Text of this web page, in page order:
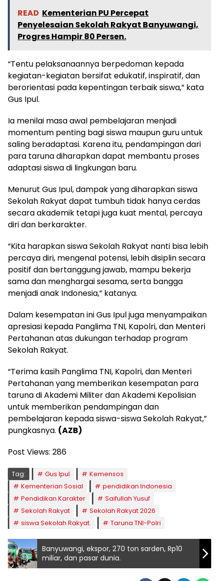
READ Kementerian PU Percepat
Penyelesaian Sekolah Rakyat Banyuwangi,
Progres Hampir 80 Persen.
“Tentu pelaksanaannya berpedoman kepada
kegiatan-kegiatan bersifat edukatif, inspiratif, dan
berorientasi pada kepentingan terbaik siswa,” kata
Gus Ipul.
Ia menilai masa awal pembelajaran menjadi
momentum penting bagi siswa maupun guru untuk
saling beradaptasi. Karena itu, pendampingan dari
para taruna diharapkan dapat membantu proses
adaptasi siswa di lingkungan baru.
Menurut Gus Ipul, dampak yang diharapkan siswa
Sekolah Rakyat dapat tumbuh tidak hanya cerdas
secara akademik tetapi juga kuat mental, percaya
diri dan berkarakter.
“Kita harapkan siswa Sekolah Rakyat nanti bisa lebih
percaya diri, mengenal potensi, lebih disiplin secara
positif dan bertanggung jawab, mampu bekerja
sama dan menghargai sesama, serta bangga
menjadi anak Indonesia,” katanya.
Dalam kesempatan ini Gus Ipul juga menyampaikan
apresiasi kepada Panglima TNI, Kapolri, dan Menteri
Pertahanan atas dukungan terhadap program
Sekolah Rakyat.
“Terima kasih Panglima TNI, Kapolri, dan Menteri
Pertahanan yang memberikan kesempatan para
taruna di Akademi Militer dan Akademi Kepolisian
untuk memberikan pendampingan dan
pembelajaran kepada siswa-siswa Sekolah Rakyat,”
pungkasnya. (AZB)
Post Views: 286
Tag: Gus Ipul
Kemensos
Kementerian Sosial
pendidikan Indonesia
Pendidikan Karakter
Saifullah Yusuf
Sekolah Rakyat
Sekolah Rakyat 2026
siswa Sekolah Rakyat.
Taruna TNI-Polri
Banyuwangi, ekspor, 270 ton sarden, Rp10
miliar, dan pasar dunia.